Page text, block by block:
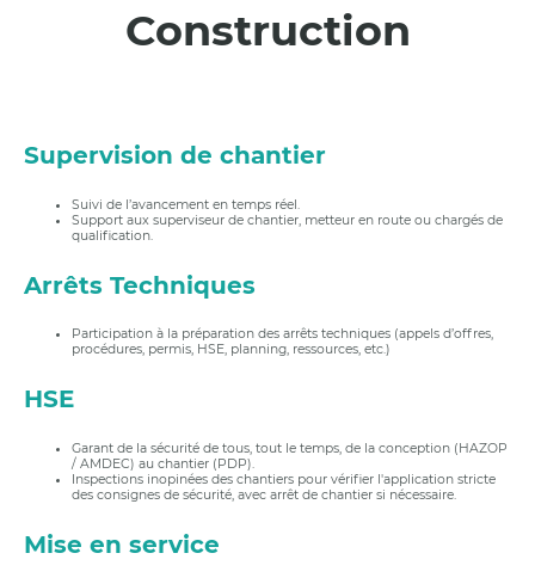
Construction
Supervision de chantier
Suivi de l’avancement en temps réel.
Support aux superviseur de chantier, metteur en route ou chargés de
qualification.
Arrêts Techniques
Participation à la préparation des arrêts techniques (appels d’offres,
procédures, permis, HSE, planning, ressources, etc.)
HSE
Garant de la sécurité de tous, tout le temps, de la conception (HAZOP
/ AMDEC) au chantier (PDP).
Inspections inopinées des chantiers pour vérifier l'application stricte
des consignes de sécurité, avec arrêt de chantier si nécessaire.
Mise en service